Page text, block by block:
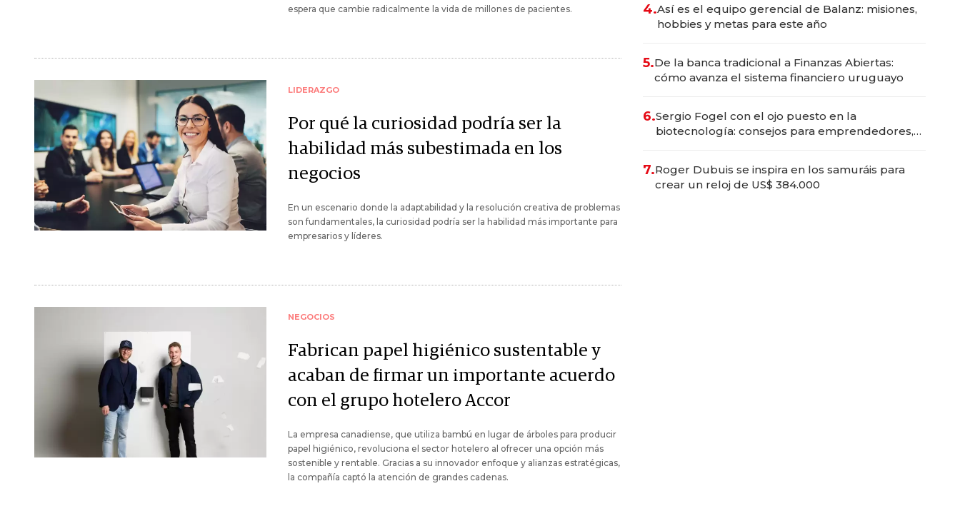
espera que cambie radicalmente la vida de millones de pacientes.
LIDERAZGO
Por qué la curiosidad podría ser la
habilidad más subestimada en los
negocios
En un escenario donde la adaptabilidad y la resolución creativa de problemas
son fundamentales, la curiosidad podría ser la habilidad más importante para
empresarios y líderes.
NEGOCIOS
Fabrican papel higiénico sustentable y
acaban de firmar un importante acuerdo
con el grupo hotelero Accor
La empresa canadiense, que utiliza bambú en lugar de árboles para producir
papel higiénico, revoluciona el sector hotelero al ofrecer una opción más
sostenible y rentable. Gracias a su innovador enfoque y alianzas estratégicas,
la compañía captó la atención de grandes cadenas.
4.Así es el equipo gerencial de Balanz: misiones,
hobbies y metas para este año
5.De la banca tradicional a Finanzas Abiertas:
cómo avanza el sistema financiero uruguayo
6.Sergio Fogel con el ojo puesto en la
biotecnología: consejos para emprendedores,
7.Roger Dubuis se inspira en los samuráis para
crear un reloj de US$ 384.000